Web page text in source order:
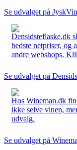
Se udvalget på
Densidsteflaske.dk
bedste netpriser, og
andre webshops.
Se udvalget på
Hos Wineman.dk
ikke selve vinen,
udvalg.
Se udvalget på